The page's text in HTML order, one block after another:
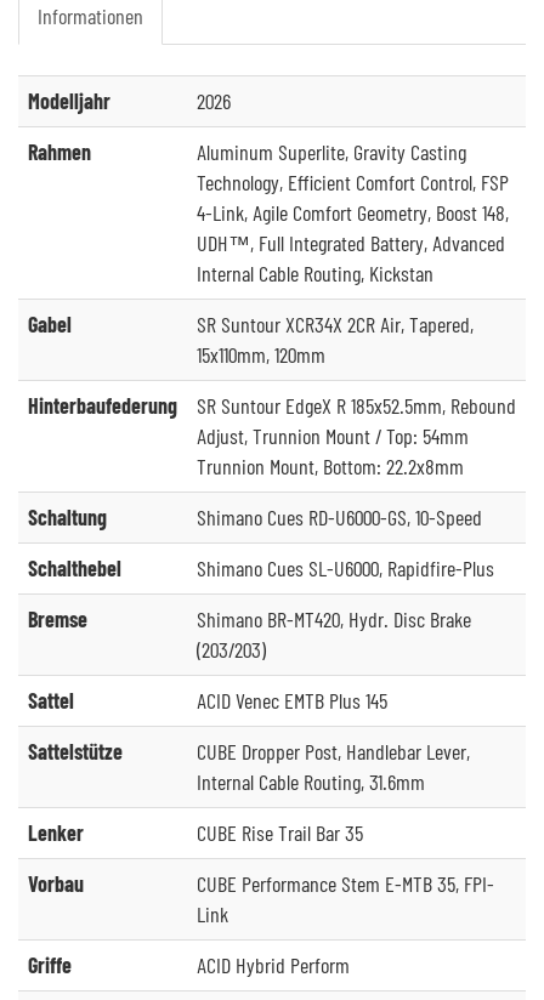
Informationen
Modelljahr
2026
Rahmen
Aluminum Superlite, Gravity Casting
Technology, Efficient Comfort Control, FSP
4-Link, Agile Comfort Geometry, Boost 148,
UDH™, Full Integrated Battery, Advanced
Internal Cable Routing, Kickstan
Gabel
SR Suntour XCR34X 2CR Air, Tapered,
15x110mm, 120mm
Hinterbaufederung
SR Suntour EdgeX R 185x52.5mm, Rebound
Adjust, Trunnion Mount / Top: 54mm
Trunnion Mount, Bottom: 22.2x8mm
Schaltung
Shimano Cues RD-U6000-GS, 10-Speed
Schalthebel
Shimano Cues SL-U6000, Rapidfire-Plus
Bremse
Shimano BR-MT420, Hydr. Disc Brake
(203/203)
Sattel
ACID Venec EMTB Plus 145
Sattelstütze
CUBE Dropper Post, Handlebar Lever,
Internal Cable Routing, 31.6mm
Lenker
CUBE Rise Trail Bar 35
Vorbau
CUBE Performance Stem E-MTB 35, FPI-
Link
Griffe
ACID Hybrid Perform